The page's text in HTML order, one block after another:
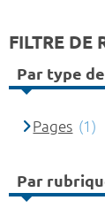
FILTRE DE
Par type
Pages (1)
Par